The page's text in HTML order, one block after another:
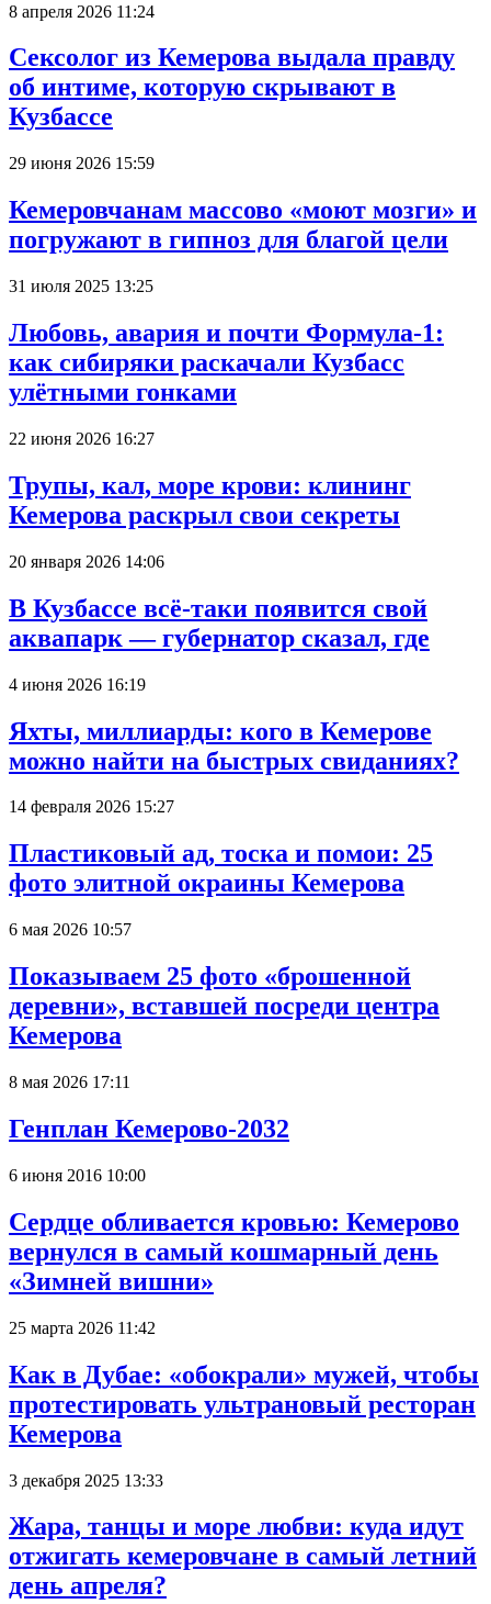
8 апреля 2026 11:24
Сексолог из Кемерова выдала правду
об интиме, которую скрывают в
Кузбассе
29 июня 2026 15:59
Кемеровчанам массово «моют мозги» и
погружают в гипноз для благой цели
31 июля 2025 13:25
Любовь, авария и почти Формула-1:
как сибиряки раскачали Кузбасс
улётными гонками
22 июня 2026 16:27
Трупы, кал, море крови: клининг
Кемерова раскрыл свои секреты
20 января 2026 14:06
В Кузбассе всё-таки появится свой
аквапарк — губернатор сказал, где
4 июня 2026 16:19
Яхты, миллиарды: кого в Кемерове
можно найти на быстрых свиданиях?
14 февраля 2026 15:27
Пластиковый ад, тоска и помои: 25
фото элитной окраины Кемерова
6 мая 2026 10:57
Показываем 25 фото «брошенной
деревни», вставшей посреди центра
Кемерова
8 мая 2026 17:11
Генплан Кемерово-2032
6 июня 2016 10:00
Сердце обливается кровью: Кемерово
вернулся в самый кошмарный день
«Зимней вишни»
25 марта 2026 11:42
Как в Дубае: «обокрали» мужей, чтобы
протестировать ультрановый ресторан
Кемерова
3 декабря 2025 13:33
Жара, танцы и море любви: куда идут
отжигать кемеровчане в самый летний
день апреля?